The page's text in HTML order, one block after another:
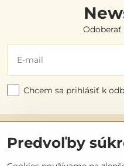
Odoberať
Chcem sa prihlásiť k
Užitočné odkazy
Predvoľby